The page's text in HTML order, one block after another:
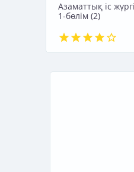
Азаматтық іс
1-бөлім (2)